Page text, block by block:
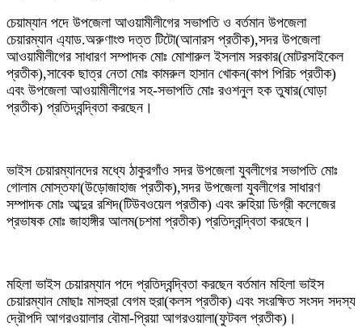
চেয়াম্যান পদে উপজেলা আওয়ামীলীগের সভাপতি ও বর্তমান উপজেলা
চেয়ারম্যান এ্যাড.অরুণাংশু দত্ত টিটো(আনারস প্রতীক),সদর উপজেলা
আওয়ামীলীগের সাধারণ সম্পাদক মোঃ মোশারুল ইসলাম সরকার(মোটরসাইকেল
প্রতীক),সাবেক ছাত্র নেতা মোঃ কামরুল হাসান খোকন(কাপ পিরিচ প্রতীক)
এবং উপজেলা আওয়ামীলীগের সহ-সভাপতি মোঃ রওশনুল হক তুষার(ঘোড়া
প্রতীক) প্রতিদ্বন্দ্বিতা করছেন।
ভাইস চেয়ারম্যানদের মধ্যে ঠাকুরগাঁও সদর উপজেলা যুবলীগের সভাপতি মোঃ
গোলাম মোস্তফা(উড়োজাহাজ প্রতীক),সদর উপজেলা যুবলীগের সাধারণ
সম্পাদক মোঃ আব্দুর রশিদ(টিউবওয়েল প্রতীক) এবং রুহিয়া ডিগ্রী কলেজের
প্রভাষক মোঃ জাহাঙ্গীর আলম(চশমা প্রতীক) প্রতিদ্বন্দ্বিতা করছেন।
মহিলা ভাইস চেয়ারম্যান পদে প্রতিদ্বন্দ্বিতা করছেন বর্তমান মহিলা ভাইস
চেয়ারম্যান মোছাঃ মাসহুরা বেগম হুরা(কলস প্রতীক) এবং সংরক্ষিত সংসদ সদস্য
দ্রৌপদি আগরওয়ালার বৌমা-প্রিয়া আগরওয়ালা(ফুটবল প্রতীক)।